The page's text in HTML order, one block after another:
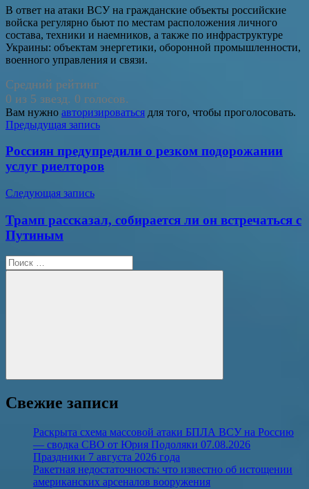
В ответ на атаки ВСУ на гражданские объекты российские
войска регулярно бьют по местам расположения личного
состава, техники и наемников, а также по инфраструктуре
Украины: объектам энергетики, оборонной промышленности,
военного управления и связи.
Средний рейтинг
0 из 5 звезд. 0 голосов.
Вам нужно авторизироваться для того, чтобы проголосовать.
Навигация
по
записям
Предыдущая запись
Россиян предупредили о резком подорожании
услуг риелторов
Следующая запись
Трамп рассказал, собирается ли он встречаться с
Путиным
Поиск
для:
Поиск
Свежие записи
Раскрыта схема массовой атаки БПЛА ВСУ на Россию
— сводка СВО от Юрия Подоляки 07.08.2026
Праздники 7 августа 2026 года
Ракетная недостаточность: что известно об истощении
американских арсеналов вооружения